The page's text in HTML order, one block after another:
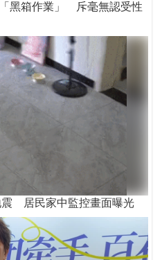
「黑箱作業」 斥毫無認受性
震 居民家中監控畫面曝光